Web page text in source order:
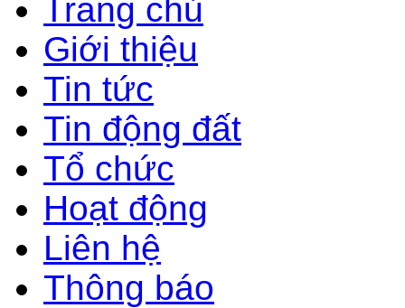
Trang chủ
Giới thiệu
Tin tức
Tin động đất
Tổ chức
Hoạt động
Liên hệ
Thông báo